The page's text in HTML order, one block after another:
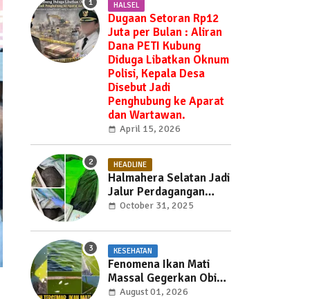
HALSEL
Dugaan Setoran Rp12
Juta per Bulan : Aliran
Dana PETI Kubung
Diduga Libatkan Oknum
Polisi, Kepala Desa
Disebut Jadi
Penghubung ke Aparat
dan Wartawan.
April 15, 2026
HEADLINE
Halmahera Selatan Jadi
Jalur Perdagangan
Daging Babi —
Hendak Dibawa ke
Weda, Warga Mayoritas
Marah, Dinas Pertanian
Diminta Jangan Tutup
Mata
October 31, 2025
KESEHATAN
Fenomena Ikan Mati
Massal Gegerkan Obi
Utara, Penyebab Masih
August 01, 2026